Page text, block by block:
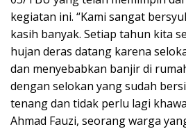
kegiatan ini. “Kami sangat
kasih banyak. Setiap tahun kita
hujan deras datang karena
dan menyebabkan banjir di
dengan selokan yang sudah
tenang dan tidak perlu lagi
Ahmad Fauzi, seorang warga